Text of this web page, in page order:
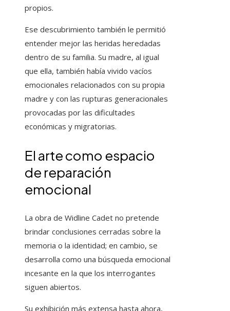
propios.
Ese descubrimiento también le permitió
entender mejor las heridas heredadas
dentro de su familia. Su madre, al igual
que ella, también había vivido vacíos
emocionales relacionados con su propia
madre y con las rupturas generacionales
provocadas por las dificultades
económicas y migratorias.
El arte como espacio
de reparación
emocional
La obra de Widline Cadet no pretende
brindar conclusiones cerradas sobre la
memoria o la identidad; en cambio, se
desarrolla como una búsqueda emocional
incesante en la que los interrogantes
siguen abiertos.
Su exhibición más extensa hasta ahora,